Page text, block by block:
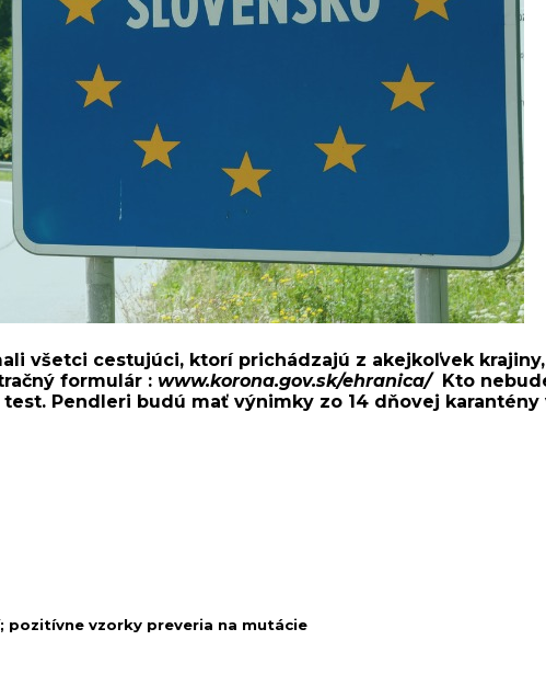
všetci cestujúci, ktorí prichádzajú z akejkoľvek
formulár : www.korona.gov.sk/ehranica/Kto
test. Pendleri budú mať výnimky zo 14 dňovej karantény
pozitívne vzorky preveria na mutácie